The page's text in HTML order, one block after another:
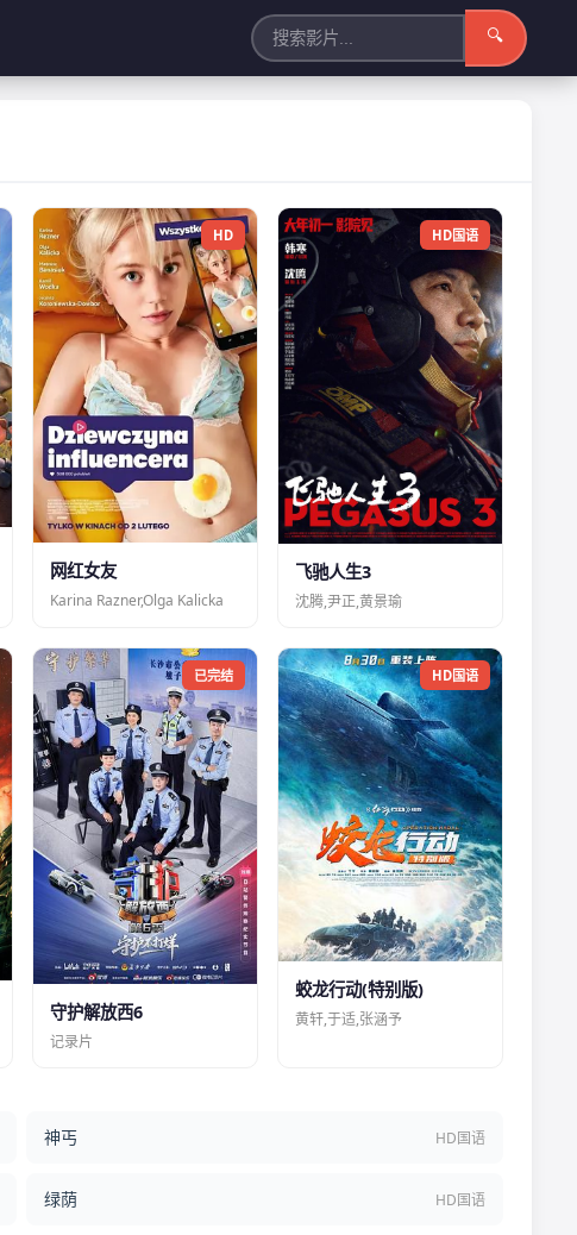
🔍
HD
网红女友
Karina Razner,Olga Kalicka
HD国语
飞驰人生3
沈腾,尹正,黄景瑜
已完结
守护解放西6
记录片
HD国语
蛟龙行动(特别版)
黄轩,于适,张涵予
神丐 HD国语
绿荫 HD国语